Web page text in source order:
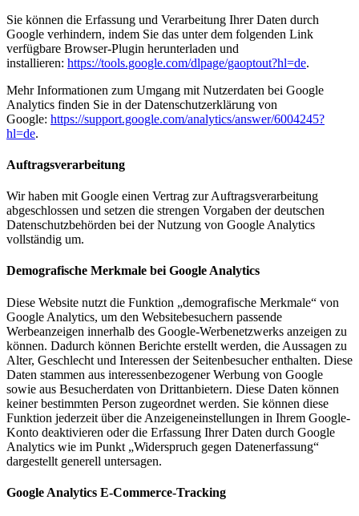
Sie können die Erfassung und Verarbeitung Ihrer Daten durch
Google verhindern, indem Sie das unter dem folgenden Link
verfügbare Browser-Plugin herunterladen und
installieren: https://tools.google.com/dlpage/gaoptout?hl=de.
Mehr Informationen zum Umgang mit Nutzerdaten bei Google
Analytics finden Sie in der Datenschutzerklärung von
Google: https://support.google.com/analytics/answer/6004245?
hl=de.
Auftragsverarbeitung
Wir haben mit Google einen Vertrag zur Auftragsverarbeitung
abgeschlossen und setzen die strengen Vorgaben der deutschen
Datenschutzbehörden bei der Nutzung von Google Analytics
vollständig um.
Demografische Merkmale bei Google Analytics
Diese Website nutzt die Funktion „demografische Merkmale“ von
Google Analytics, um den Websitebesuchern passende
Werbeanzeigen innerhalb des Google-Werbenetzwerks anzeigen zu
können. Dadurch können Berichte erstellt werden, die Aussagen zu
Alter, Geschlecht und Interessen der Seitenbesucher enthalten. Diese
Daten stammen aus interessenbezogener Werbung von Google
sowie aus Besucherdaten von Drittanbietern. Diese Daten können
keiner bestimmten Person zugeordnet werden. Sie können diese
Funktion jederzeit über die Anzeigeneinstellungen in Ihrem Google-
Konto deaktivieren oder die Erfassung Ihrer Daten durch Google
Analytics wie im Punkt „Widerspruch gegen Datenerfassung“
dargestellt generell untersagen.
Google Analytics E-Commerce-Tracking